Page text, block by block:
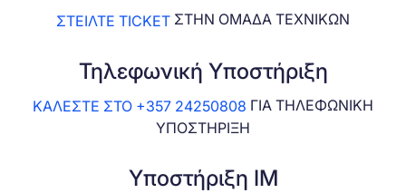
ΣΤΕΙΛΤΕ TICKET ΣΤΗΝ ΟΜΑΔΑ ΤΕΧΝΙΚΩΝ
Τηλεφωνική Υποστήριξη
ΚΑΛΕΣΤΕ ΣΤΟ +357 24250808 ΓΙΑ ΤΗΛΕΦΩΝΙΚΗ
ΥΠΟΣΤΗΡΙΞΗ
Υποστήριξη IM